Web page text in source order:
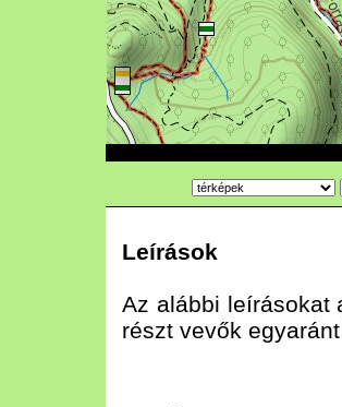
Leírások
Az alábbi leírásokat
részt vevők